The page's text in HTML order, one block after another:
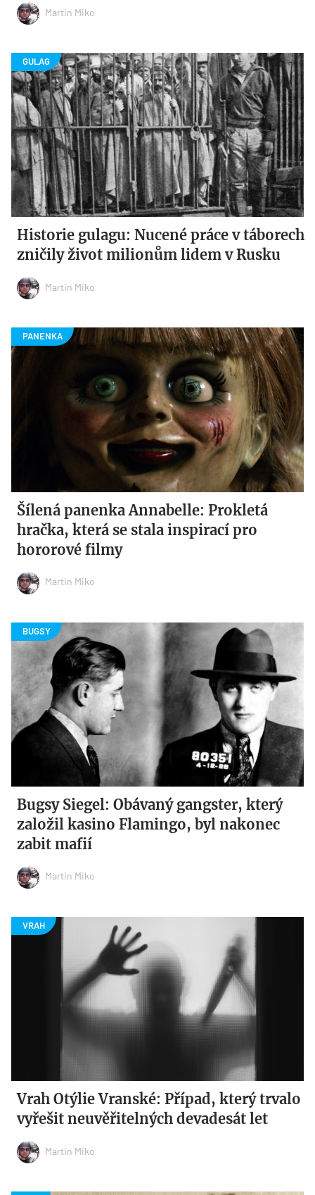
Martin Miko
Historie gulagu: Nucené práce v táborech
zničily život milionům lidem v Rusku
Martin Miko
Šílená panenka Annabelle: Prokletá
hračka, která se stala inspirací pro
hororové filmy
Martin Miko
Bugsy Siegel: Obávaný gangster, který
založil kasino Flamingo, byl nakonec
zabit mafií
Martin Miko
Vrah Otýlie Vranské: Případ, který trvalo
vyřešit neuvěřitelných devadesát let
Martin Miko